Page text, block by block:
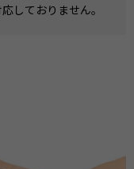
しておりません。